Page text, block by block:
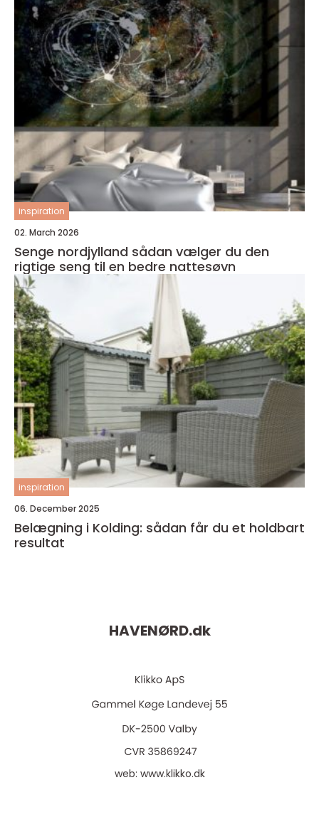
inspiration
02. March 2026
Senge nordjylland sådan vælger du den
rigtige seng til en bedre nattesøvn
inspiration
06. December 2025
Belægning i Kolding: sådan får du et holdbart
resultat
HAVENØRD.dk
web: www.klikko.dk